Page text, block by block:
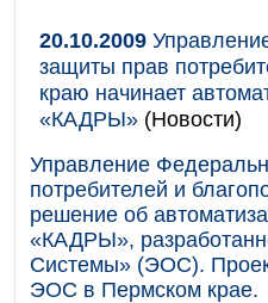
20.10.2009
защиты прав
краю начинает
«КАДРЫ» (Новости)
Управление
потребителей и
решение об
«КАДРЫ»,
Системы» (ЭОС).
ЭОС в Пермском крае.